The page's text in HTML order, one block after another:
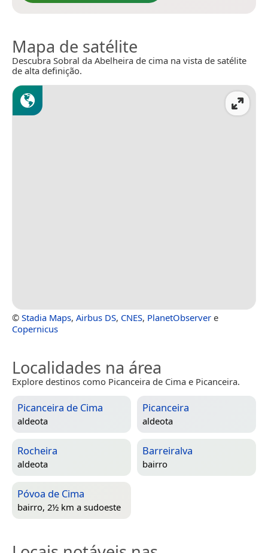
Mapa de satélite
Descubra Sobral da Abelheira de cima na vista de satélite
de alta definição.
© Stadia Maps, Airbus DS, CNES, PlanetObserver e
Copernicus
Localidades na área
Explore destinos como Picanceira de Cima e Picanceira.
Picanceira de Cima
aldeota
Picanceira
aldeota
Rocheira
aldeota
Barreiralva
bairro
Póvoa de Cima
bairro, 2½ km a sudoeste